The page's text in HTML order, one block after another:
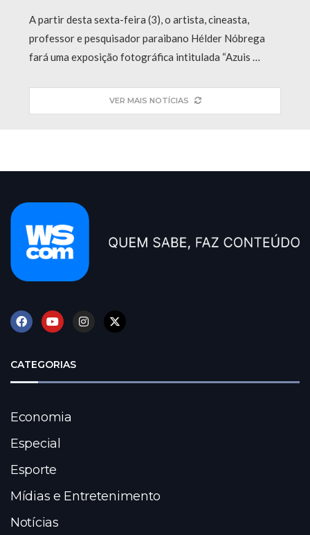
A partir desta sexta-feira (3), o artista, cineasta,
professor e pesquisador paraibano Hélder Nóbrega
fará uma exposição fotográfica intitulada “Azuis …
VER MAIS NOTÍCIAS
CATEGORIAS
Economia
Especial
Esporte
Mídias e Entretenimento
Notícias